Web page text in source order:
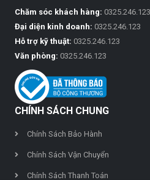
Chăm sóc khách hàng: 0325.246.123
Đại diện kinh doanh: 0325.246.123
Hỗ trợ kỹ thuật: 0325.246.123
Văn phòng: 0325.246.123
CHÍNH SÁCH CHUNG
Chính Sách Bảo Hành
Chính Sách Vận Chuyển
Chính Sách Thanh Toán